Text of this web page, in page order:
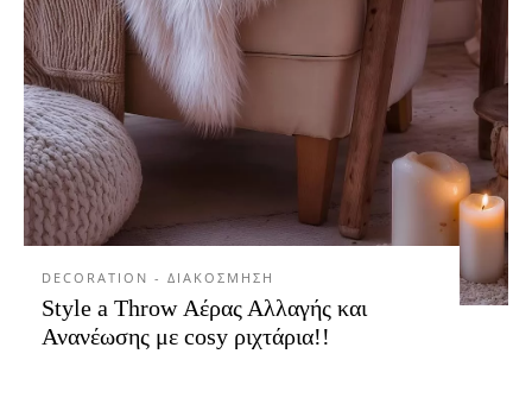
DECORATION - ΔΙΑΚΟΣΜΗΣΗ
Style a Throw Αέρας Αλλαγής και
Ανανέωσης με cosy ριχτάρια!!